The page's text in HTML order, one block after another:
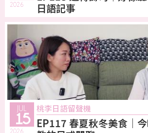
2026
日語記事
JUL
15
2026
桃李日語留聲機
EP117 春夏秋冬美食｜